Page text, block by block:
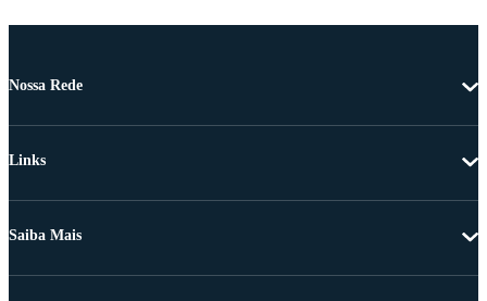
Nossa Rede
Links
Saiba Mais